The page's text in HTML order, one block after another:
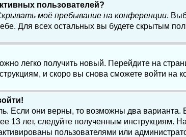
пользователей?
моё пребывание на конференции.
Для всех остальных вы будете скрытым
легко получить новый. Перейдите на
и скоро вы снова сможете войти на
Если они верны, то возможны два варианта.
13 лет, следуйте полученным инструкциям.
пользователями или